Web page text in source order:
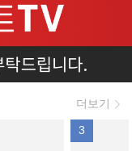
더보기
3